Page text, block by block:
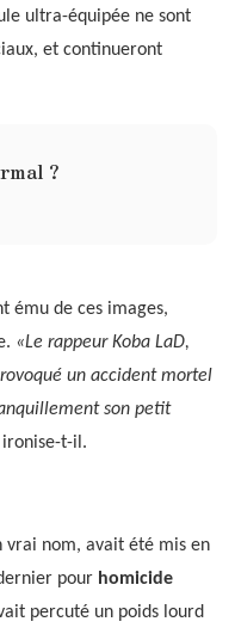
ultra-équipée ne sont
et continueront
?
ému de ces images,
«Le rappeur Koba LaD,
un accident mortel
son petit
ironise-t-il.
vrai nom, avait été mis en
pour homicide
percuté un poids lourd